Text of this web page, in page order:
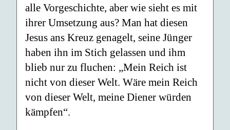
alle Vorgeschichte, aber wie sieht es mit
ihrer Umsetzung aus? Man hat diesen
Jesus ans Kreuz genagelt, seine Jünger
haben ihn im Stich gelassen und ihm
blieb nur zu fluchen: „Mein Reich ist
nicht von dieser Welt. Wäre mein Reich
von dieser Welt, meine Diener würden
kämpfen“.